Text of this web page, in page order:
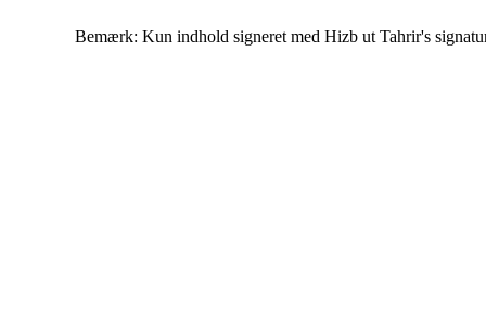
Bemærk: Kun indhold signeret med Hizb ut Tahrir's